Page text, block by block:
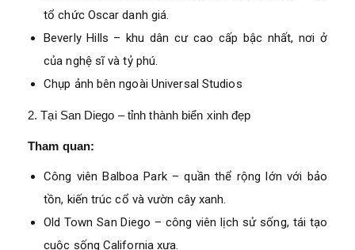
tổ chức Oscar danh giá.
Beverly Hills – khu dân cư cao cấp bậc nhất, nơi ở
của nghệ sĩ và tỷ phú.
Chụp ảnh bên ngoài Universal Studios
2. Tại San Diego – tỉnh thành biển xinh đẹp
Tham quan:
Công viên Balboa Park – quần thể rộng lớn với bảo
tồn, kiến trúc cổ và vườn cây xanh.
Old Town San Diego – công viên lịch sử sống, tái tạo
cuộc sống California xưa.